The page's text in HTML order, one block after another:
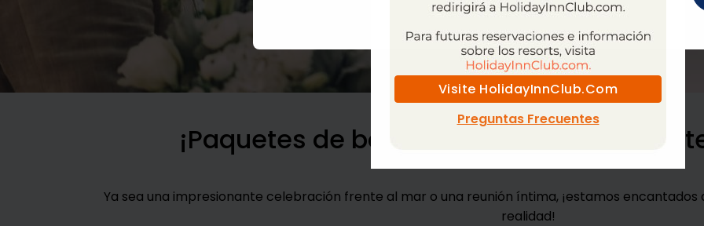
¡Paquetes de boda hechos
Ya sea una impresionante celebración frente al mar o una reunión íntima, ¡estamos
realidad!
Visite HolidayInnClub.com
Preguntas Frecuentes